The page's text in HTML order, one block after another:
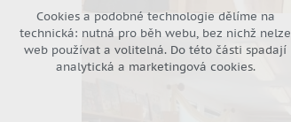
Přijmout všechny cookies
Odmítnout vše
Cookies a podobné technologie dělíme na
technická: nutná pro běh webu, bez nichž nelze
web používat a volitelná. Do této části spadají
analytická a marketingová cookies.